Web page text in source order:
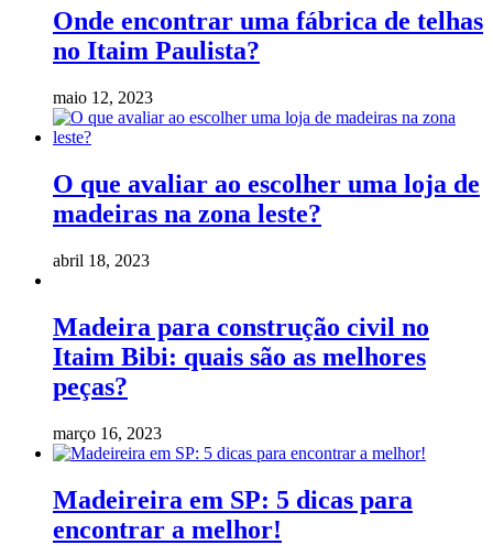
Onde encontrar uma fábrica de telhas
no Itaim Paulista?
maio 12, 2023
O que avaliar ao escolher uma loja de
madeiras na zona leste?
abril 18, 2023
Madeira para construção civil no
Itaim Bibi: quais são as melhores
peças?
março 16, 2023
Madeireira em SP: 5 dicas para
encontrar a melhor!